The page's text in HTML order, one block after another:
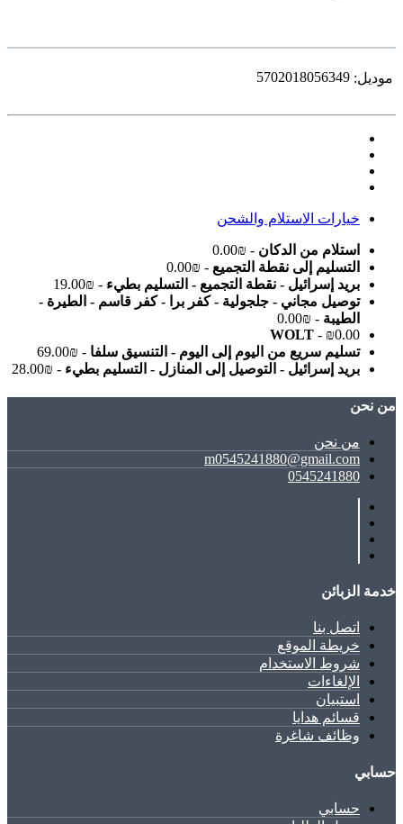
موديل: 5702018056349
خيارات الاستلام والشحن
استلام من الدكان - ₪0.00
التسليم إلى نقطة التجميع - ₪0.00
بريد إسرائيل - نقطة التجميع - التسليم بطيء - ₪19.00
توصيل مجاني - جلجولية - كفر برا - كفر قاسم - الطيرة -
الطيبة - ₪0.00
WOLT - ₪0.00
تسليم سريع من اليوم إلى اليوم - التنسيق سلفا - ₪69.00
بريد إسرائيل - التوصيل إلى المنازل - التسليم بطيء - ₪28.00
ﻣﻦ ﻧﺤﻦ
ﻣﻦ ﻧﺤﻦ
m0545241880@gmail.com
0545241880
خدمة الزبائن
اتصل بنا
خريطة الموقع
شروط الاستخدام
الإلغاءات
استبيان
قسائم هدايا
وظائف شاغرة
حسابي
حسابي